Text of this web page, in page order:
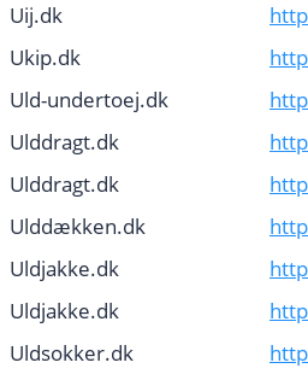
Uij.dk
Ukip.dk
Uld-undertoej.dk
Ulddragt.dk
Ulddragt.dk
Ulddækken.dk
Uldjakke.dk
Uldjakke.dk
Uldsokker.dk